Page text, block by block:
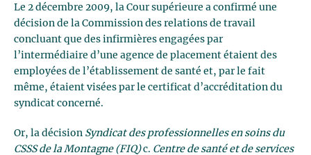
Le 2 décembre 2009, la Cour supérieure a confirmé une
décision de la Commission des relations de travail
concluant que des infirmières engagées par
l’intermédiaire d’une agence de placement étaient des
employées de l’établissement de santé et, par le fait
même, étaient visées par le certificat d’accréditation du
syndicat concerné.
Or, la décision Syndicat des professionnelles en soins du
CSSS de la Montagne (FIQ)c. Centre de santé et de services